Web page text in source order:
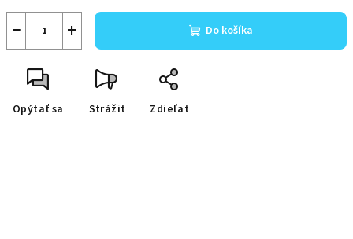
+
− Do košíka
Opýtať sa Strážiť Zdieľať